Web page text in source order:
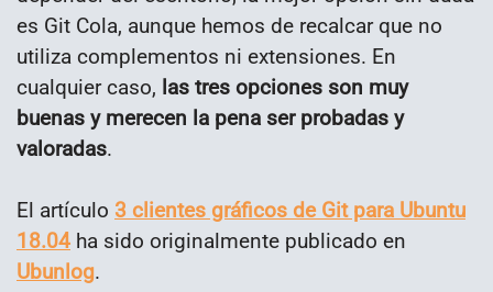
es Git Cola, aunque hemos de recalcar que no
utiliza complementos ni extensiones. En
cualquier caso, las tres opciones son muy
buenas y merecen la pena ser probadas y
valoradas.
El artículo 3 clientes gráficos de Git para Ubuntu
18.04 ha sido originalmente publicado en
Ubunlog.